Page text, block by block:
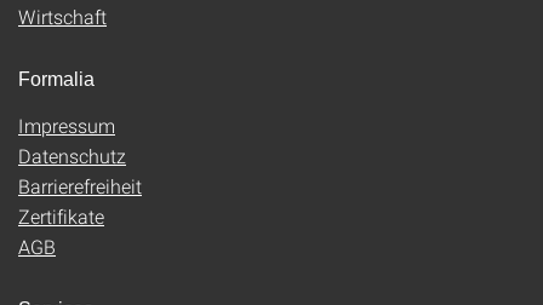
Wirtschaft
Formalia
Impressum
Datenschutz
Barrierefreiheit
Zertifikate
AGB